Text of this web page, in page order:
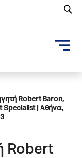
Robert Baron,
Specialist | Αθήνα,
Robert